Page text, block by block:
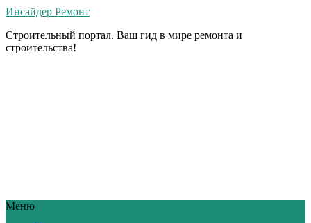
Инсайдер Ремонт
Строительный портал. Ваш гид в мире ремонта и
строительства!
Меню